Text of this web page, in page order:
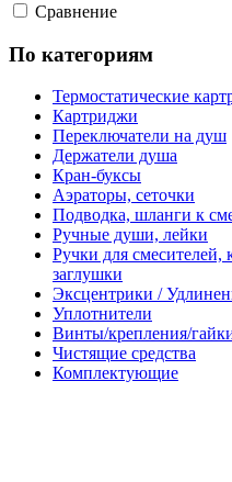
Сравнение
По категориям
Термостатические
Картриджи
Переключатели на душ
Держатели душа
Кран-буксы
Аэраторы, сеточки
Подводка, шланги к
Ручные души, лейки
Ручки для смесителей,
заглушки
Эксцентрики /
Уплотнители
Винты/крепления/
Чистящие средства
Комплектующие